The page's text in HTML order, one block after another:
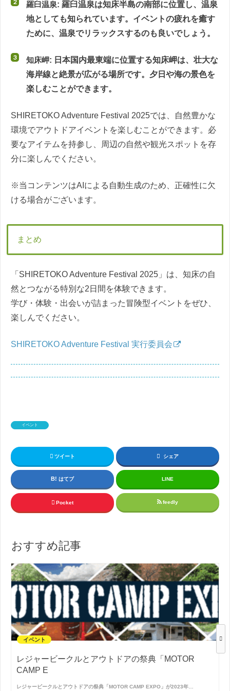
羅臼温泉: 羅臼温泉は知床半島の南部に位置し、温泉
地としても知られています。イベントの疲れを癒す
ために、温泉でリラックスするのも良いでしょう。
知床岬: 日本国内最東端に位置する知床岬は、壮大な
海岸線と絶景が広がる場所です。夕日や海の景色を
楽しむことができます。
SHIRETOKO Adventure Festival 2025では、自然豊かな
環境でアウトドアイベントを楽しむことができます。必
要なアイテムを持参し、周辺の自然や観光スポットを存
分に楽しんでください。
※当コンテンツはAIによる自動生成のため、正確性に欠
ける場合がございます。
まとめ
「SHIRETOKO Adventure Festival 2025」は、知床の自
然とつながる特別な2日間を体験できます。
学び・体験・出会いが詰まった冒険型イベントをぜひ、
楽しんでください。
SHIRETOKO Adventure Festival 実行委員会
イベント
ツイート シェア
はてブ LINE
Pocket feedly
おすすめ記事
イベント
レジャービークルとアウトドアの祭典「MOTOR
CAMP E
レジャービークルとアウトドアの祭典「MOTOR CAMP EXPO」が2023年…